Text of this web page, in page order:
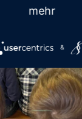
mehr
&